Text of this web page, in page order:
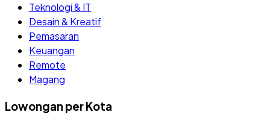
Teknologi & IT
Desain & Kreatif
Pemasaran
Keuangan
Remote
Magang
Lowongan per Kota